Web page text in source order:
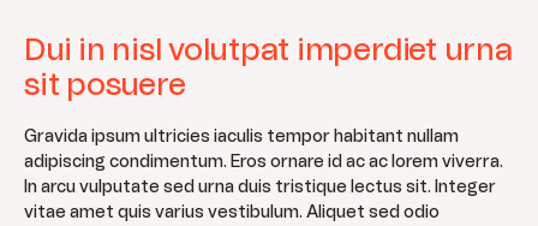
Dui in nisl volutpat imperdiet urna
sit posuere
Gravida ipsum ultricies iaculis tempor habitant nullam
adipiscing condimentum. Eros ornare id ac ac lorem viverra.
In arcu vulputate sed urna duis tristique lectus sit. Integer
vitae amet quis varius vestibulum. Aliquet sed odio